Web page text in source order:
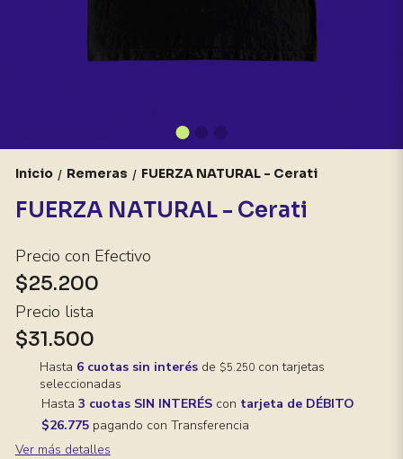
Inicio / Remeras / FUERZA NATURAL - Cerati
FUERZA NATURAL - Cerati
Precio con Efectivo
$25.200
Precio lista
$31.500
Hasta 6 cuotas sin interés de $5.250 con tarjetas
seleccionadas
Hasta 3 cuotas SIN INTERÉScon tarjeta de DÉBITO
$26.775pagando con Transferencia
Ver más detalles